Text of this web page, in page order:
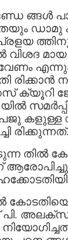
ങ്ങള്‍
വിശദ
എന്നും
രിക്കാൻ
ക്യൂറി
കളുള്ള
രിക്കുന്നത്.
തില്‍
പി.